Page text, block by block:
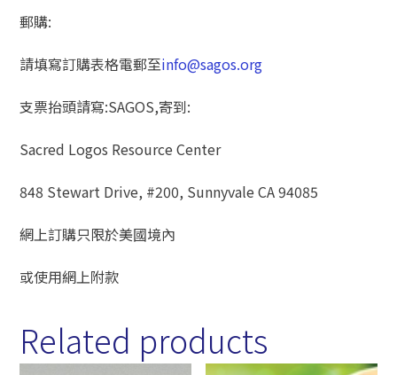
郵購:
請填寫訂購表格電郵至info@sagos.org
支票抬頭請寫:SAGOS,寄到:
Sacred Logos Resource Center
848 Stewart Drive, #200, Sunnyvale CA 94085
網上訂購只限於美國境內
或使用網上附款
Related products